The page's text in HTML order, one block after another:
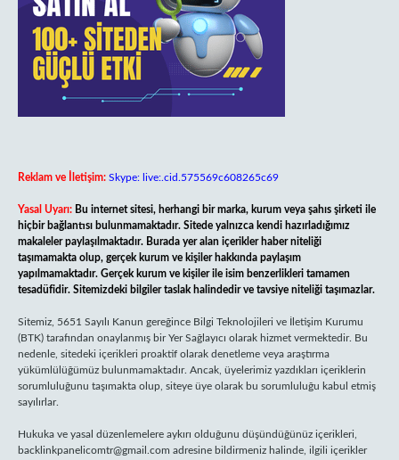
Reklam ve İletişim: Skype: live:.cid.575569c608265c69
Yasal Uyarı: Bu internet sitesi, herhangi bir marka, kurum veya şahıs şirketi ile
hiçbir bağlantısı bulunmamaktadır. Sitede yalnızca kendi hazırladığımız
makaleler paylaşılmaktadır. Burada yer alan içerikler haber niteliği
taşımamakta olup, gerçek kurum ve kişiler hakkında paylaşım
yapılmamaktadır. Gerçek kurum ve kişiler ile isim benzerlikleri tamamen
tesadüfidir. Sitemizdeki bilgiler taslak halindedir ve tavsiye niteliği taşımazlar.
Sitemiz, 5651 Sayılı Kanun gereğince Bilgi Teknolojileri ve İletişim Kurumu
(BTK) tarafından onaylanmış bir Yer Sağlayıcı olarak hizmet vermektedir. Bu
nedenle, sitedeki içerikleri proaktif olarak denetleme veya araştırma
yükümlülüğümüz bulunmamaktadır. Ancak, üyelerimiz yazdıkları içeriklerin
sorumluluğunu taşımakta olup, siteye üye olarak bu sorumluluğu kabul etmiş
sayılırlar.
Hukuka ve yasal düzenlemelere aykırı olduğunu düşündüğünüz içerikleri,
backlinkpanelicomtr@gmail.com adresine bildirmeniz halinde, ilgili içerikler